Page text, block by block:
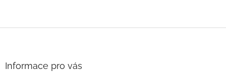
Informace pro vás